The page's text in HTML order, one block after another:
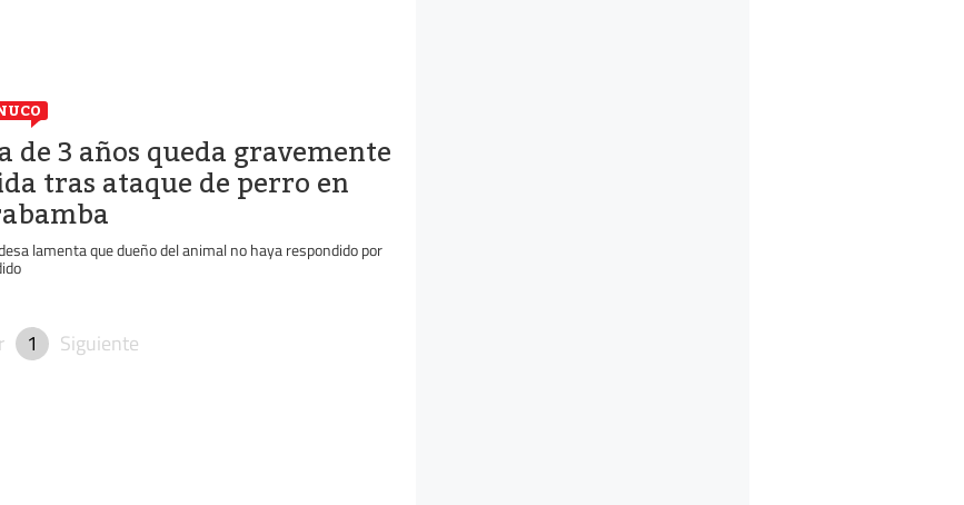
de 3 años queda gravemente
tras ataque de perro en
lamenta que dueño del animal no haya respondido por
1 Siguiente